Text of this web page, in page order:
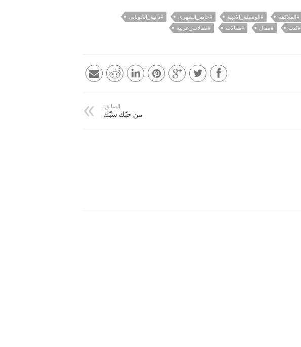
#الملاكمة #الوسيلة_الأدبية #حاتم_الشهري
#دانية_الخوتاني
#كتب #مقال #مقالات #مقالات_عربية
السابق:
من حبّك سبّك